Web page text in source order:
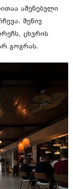
აშენებული
მენიუ
ცხვრის
გოგრას.